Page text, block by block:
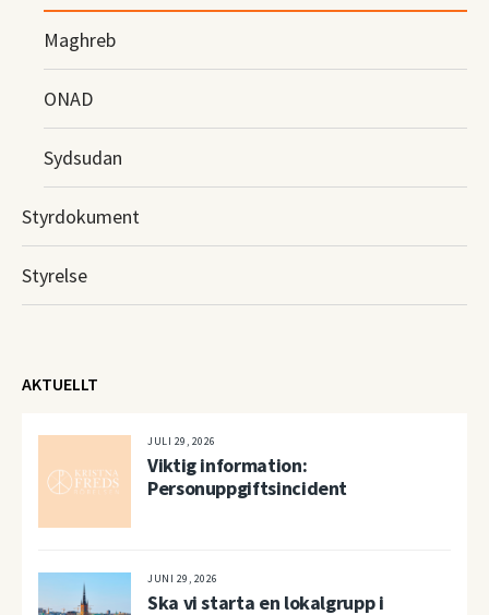
Maghreb
ONAD
Sydsudan
Styrdokument
Styrelse
AKTUELLT
JULI 29, 2026
Viktig information:
Personuppgiftsincident
JUNI 29, 2026
Ska vi starta en lokalgrupp i